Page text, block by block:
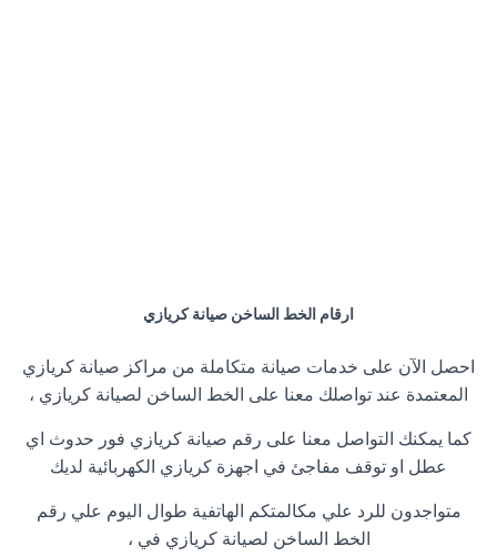
ارقام الخط الساخن صيانة كريازي
احصل الآن على خدمات صيانة متكاملة من مراكز صيانة كريازي
المعتمدة عند تواصلك معنا على الخط الساخن لصيانة كريازي ،
كما يمكنك التواصل معنا على رقم صيانة كريازي فور حدوث اي
عطل او توقف مفاجئ في اجهزة كريازي الكهربائية لديك
متواجدون للرد علي مكالمتكم الهاتفية طوال اليوم علي رقم
الخط الساخن لصيانة كريازي في ،